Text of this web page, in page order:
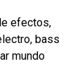
efectos,
bass
mundo